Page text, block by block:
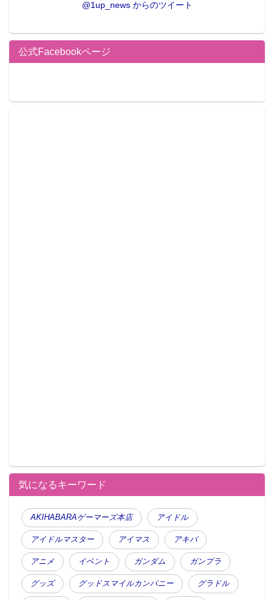
@1up_news からのツイート
公式Facebookページ
気になるキーワード
AKIHABARAゲーマーズ本店 アイドル
アイドルマスター アイマス アキバ
アニメ イベント ガンダム ガンプラ
グッズ グッドスマイルカンパニー グラドル